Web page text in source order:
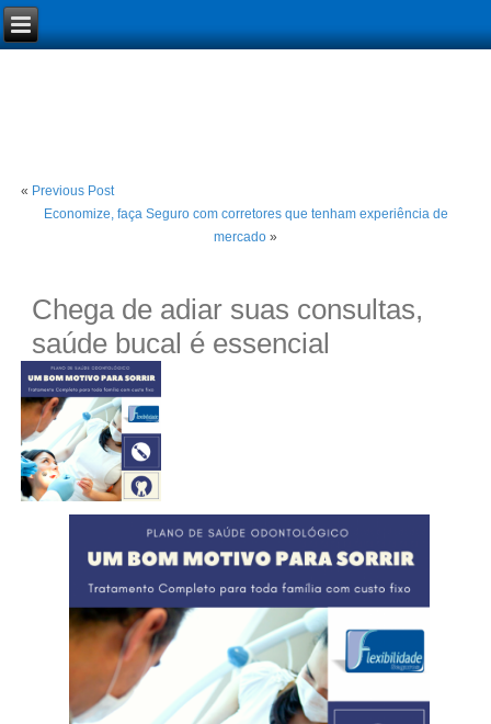
« Previous Post
Economize, faça Seguro com corretores que tenham experiência de
mercado »
Chega de adiar suas consultas,
saúde bucal é essencial